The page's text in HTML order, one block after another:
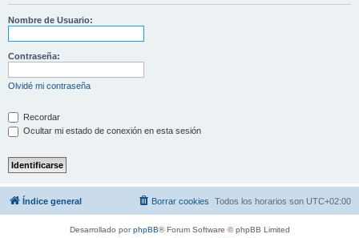
Nombre de Usuario:
Contraseña:
Olvidé mi contraseña
Recordar
Ocultar mi estado de conexión en esta sesión
Índice general Todos los horarios son UTC+02:00
Borrar cookies
Desarrollado porphpBB® Forum Software © phpBB Limited